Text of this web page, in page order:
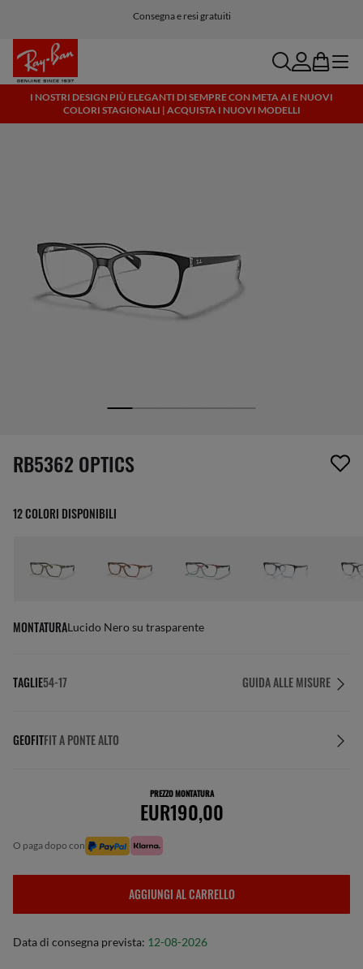
Consegna e resi gratuiti
searchaccount
bag menu
I NOSTRI DESIGN PIÙ ELEGANTI DI SEMPRE CON META AI E NUOVI
COLORI STAGIONALI | ACQUISTA I NUOVI MODELLI
1 articolo è stato aggiunto alla tua wishlist
RB5362 OPTICS
12 COLORI DISPONIBILI
MONTATURALucido Nero su trasparente
TAGLIE54-17 GUIDA ALLE MISURE
GEOFITFIT A PONTE ALTO
PREZZO MONTATURA
EUR190,00
o paga dopo con
AGGIUNGI AL CARRELLO
Data di consegna prevista: 12-08-2026